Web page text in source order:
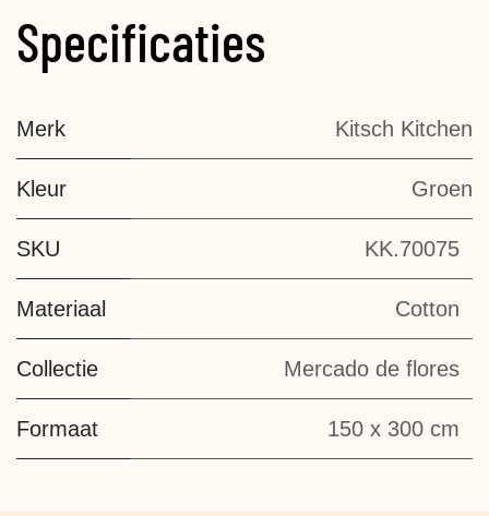
Specificaties
Merk Kitsch Kitchen
Kleur Groen
SKU KK.70075
Materiaal Cotton
Collectie Mercado de flores
Formaat 150 x 300 cm